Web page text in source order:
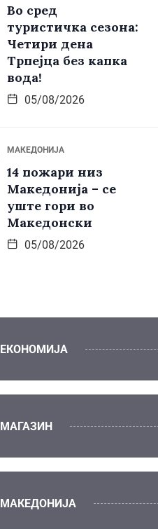
Во сред
туристичка сезона:
Четири дена
Трпејца без капка
вода!
05/08/2026
МАКЕДОНИЈА
14 пожари низ
Македонија – се
уште гори во
Македонски
05/08/2026
ЕКОНОМИЈА
МАГАЗИН
МАКЕДОНИЈА